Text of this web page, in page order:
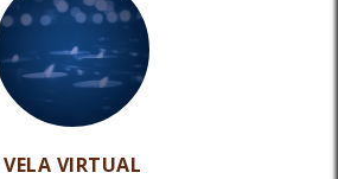
VELA VIRTUAL